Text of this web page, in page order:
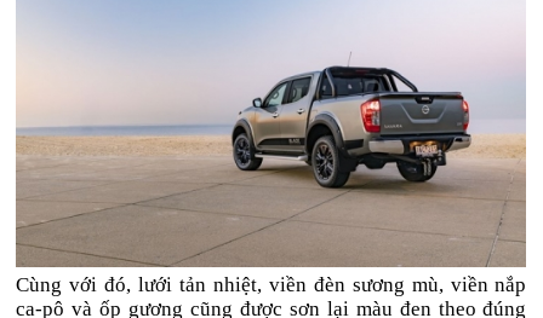
Cùng với đó, lưới tản nhiệt, viền đèn sương mù, viền nắp
ca-pô và ốp gương cũng được sơn lại màu đen theo đúng